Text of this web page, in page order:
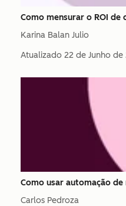
Como mensurar o ROI
Karina Balan Julio
Atualizado 22 de Junho de
Como usar automação
Carlos Pedroza